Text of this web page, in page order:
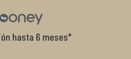
hasta 6 meses*